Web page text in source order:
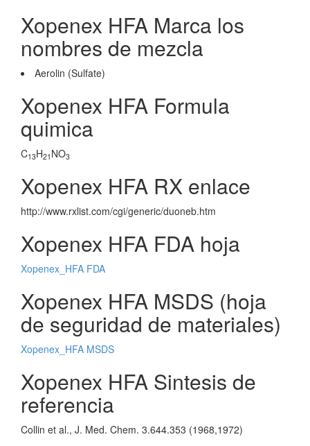
Xopenex HFA Marca los
nombres de mezcla
Aerolin (Sulfate)
Xopenex HFA Formula
quimica
C13H21 NO3
Xopenex HFA RX enlace
http://www.rxlist.com/cgi/generic/duoneb.htm
Xopenex HFA FDA hoja
Xopenex_HFA FDA
Xopenex HFA MSDS (hoja
de seguridad de materiales)
Xopenex_HFA MSDS
Xopenex HFA Sintesis de
referencia
Collin et al., J. Med. Chem. 3.644.353 (1968,1972)